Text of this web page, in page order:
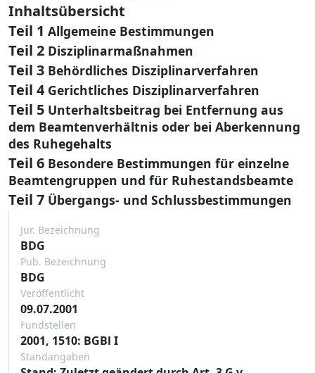
Inhaltsübersicht
Teil 1 Allgemeine Bestimmungen
Teil 2 Disziplinarmaßnahmen
Teil 3 Behördliches Disziplinarverfahren
Teil 4 Gerichtliches Disziplinarverfahren
Teil 5 Unterhaltsbeitrag bei Entfernung aus
dem Beamtenverhältnis oder bei Aberkennung
des Ruhegehalts
Teil 6 Besondere Bestimmungen für einzelne
Beamtengruppen und für Ruhestandsbeamte
Teil 7 Übergangs- und Schlussbestimmungen
Jur. Bezeichnung
BDG
Pub. Bezeichnung
BDG
Veröffentlicht
09.07.2001
Fundstellen
2001, 1510: BGBl I
Standangaben